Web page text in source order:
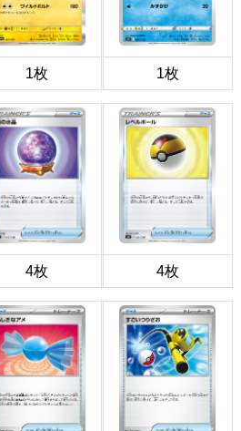
1枚 1枚
4枚 4枚